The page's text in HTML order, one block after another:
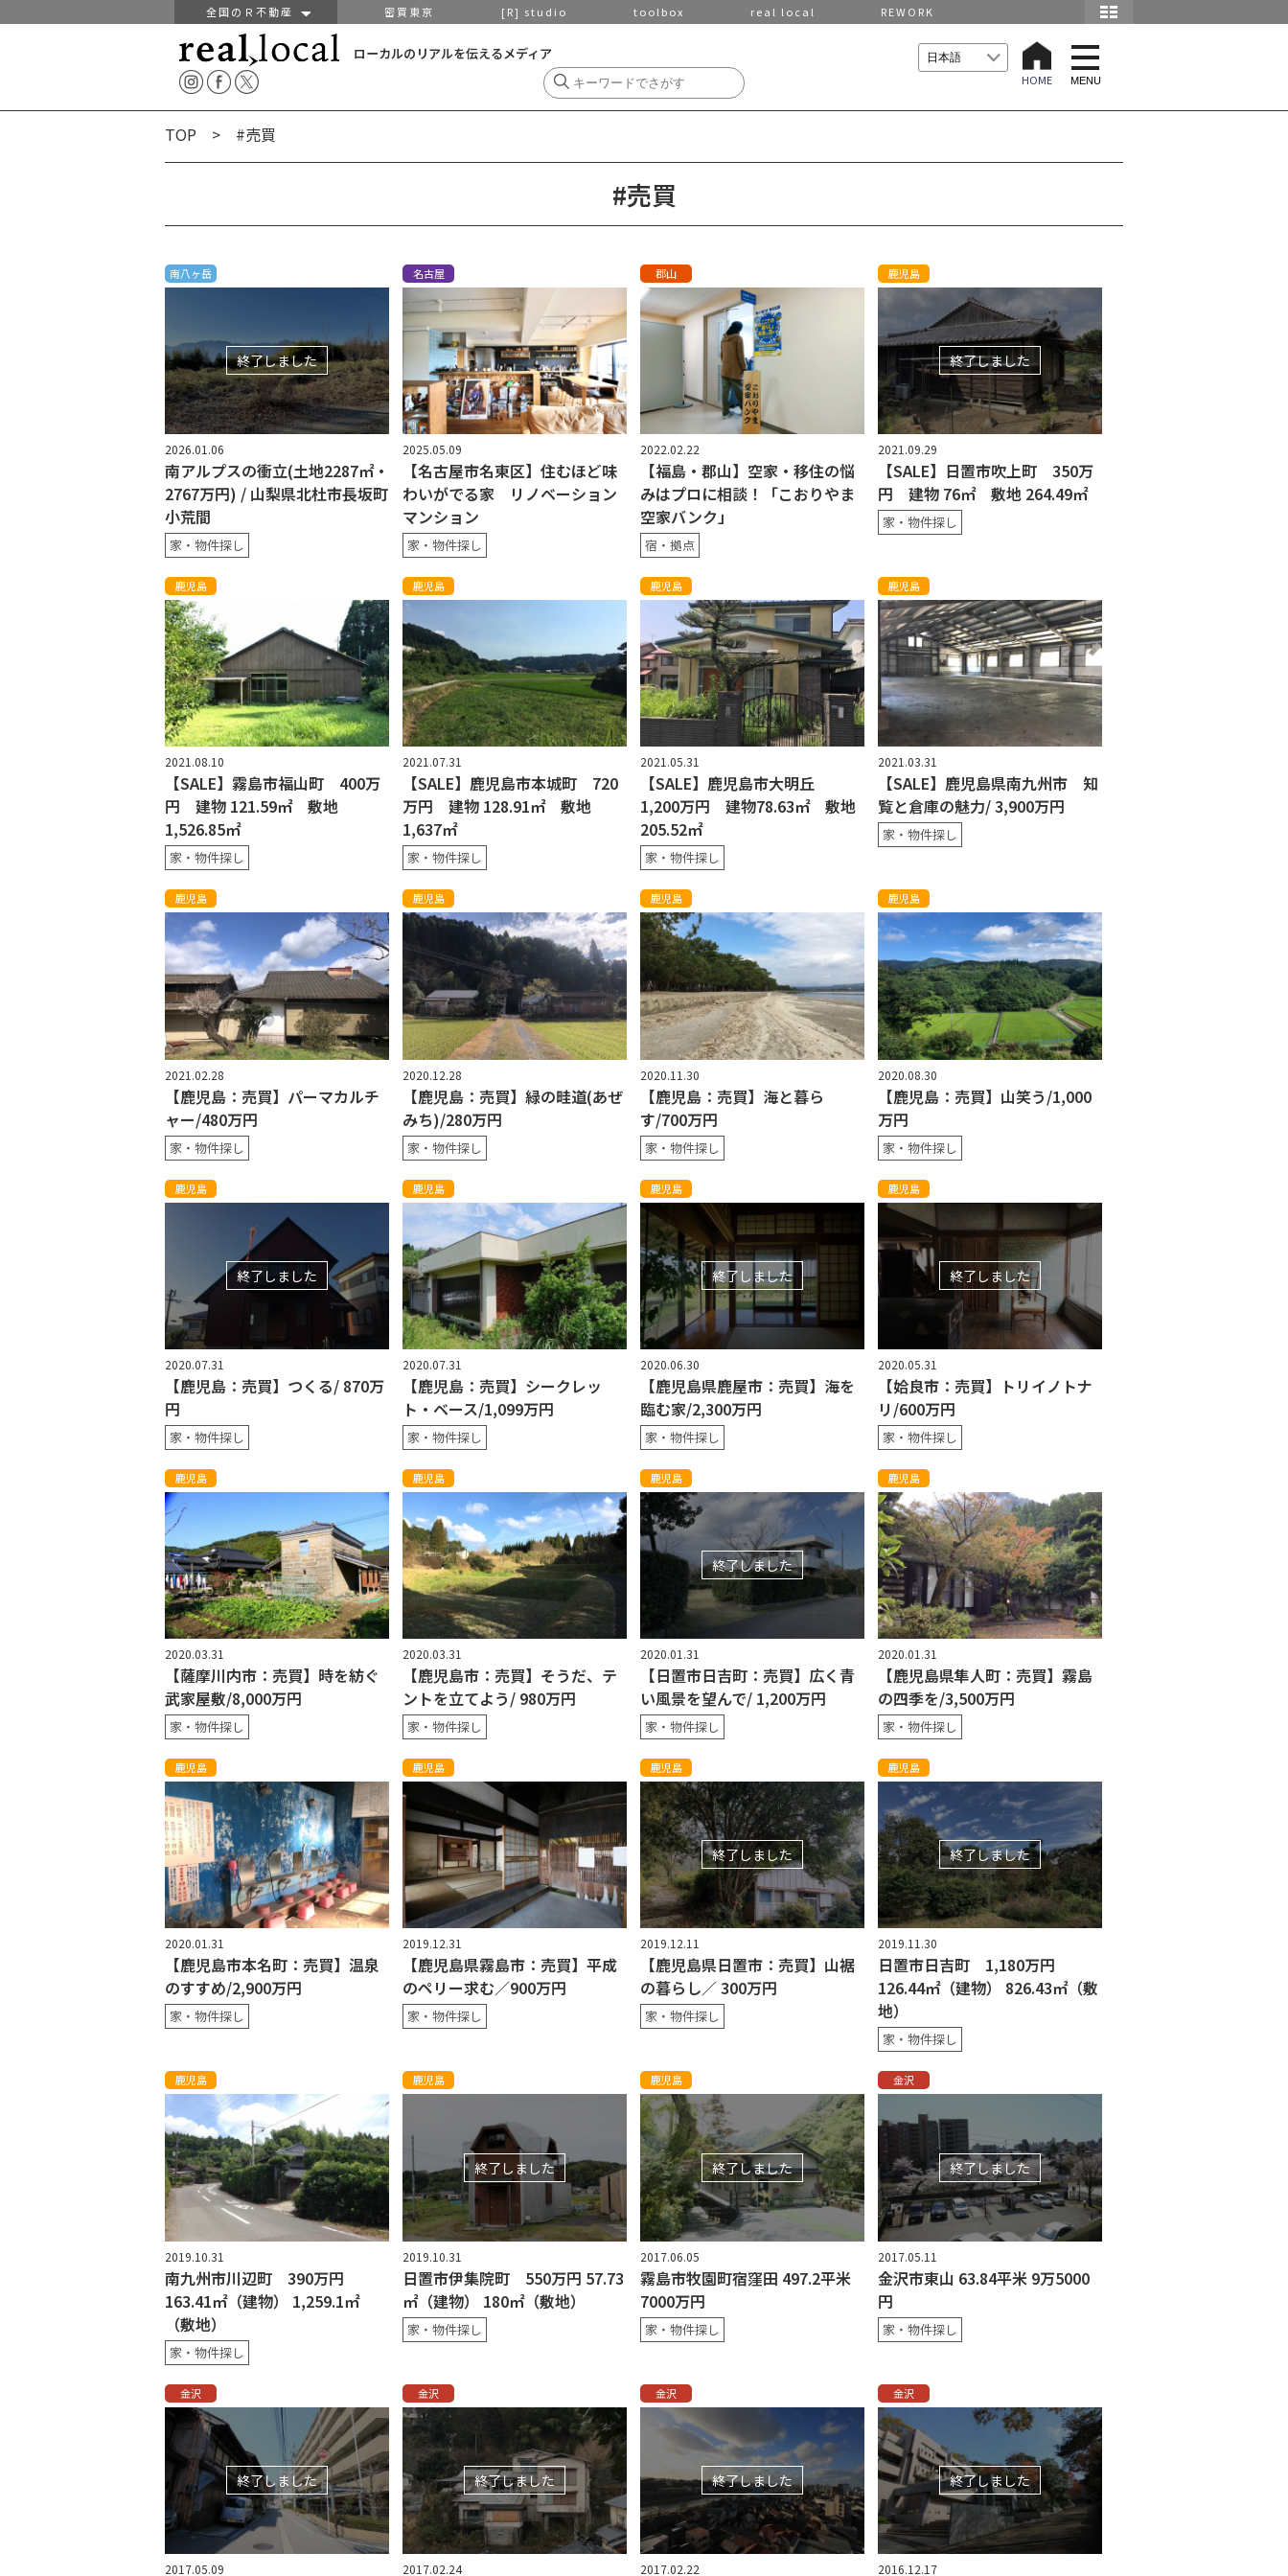
全国のＲ不動産 密買東京 [R] studio toolbox real local REWORK
ローカルのリアルを伝えるメディア
HOME
t
o
g
l
v
t
MENU
TOP > #売買
#売買
南八ヶ岳
終了しました
2026.01.06
南アルプスの衝立(土地2287㎡・
2767万円) / 山梨県北杜市長坂町
小荒間
家・物件探し
名古屋
2025.05.09
【名古屋市名東区】住むほど味
わいがでる家 リノベーション
マンション
家・物件探し
郡山
2022.02.22
【福島・郡山】空家・移住の悩
みはプロに相談！「こおりやま
空家バンク」
宿・拠点
鹿児島
終了しました
2021.09.29
【SALE】日置市吹上町 350万
円 建物 76㎡ 敷地 264.49㎡
家・物件探し
鹿児島
2021.08.10
【SALE】霧島市福山町 400万
円 建物 121.59㎡ 敷地
1,526.85㎡
家・物件探し
鹿児島
2021.07.31
【SALE】鹿児島市本城町 720
万円 建物 128.91㎡ 敷地
1,637㎡
家・物件探し
鹿児島
2021.05.31
【SALE】鹿児島市大明丘
1,200万円 建物78.63㎡ 敷地
205.52㎡
家・物件探し
鹿児島
2021.03.31
【SALE】鹿児島県南九州市 知
覧と倉庫の魅力/ 3,900万円
家・物件探し
鹿児島
2021.02.28
【鹿児島：売買】パーマカルチ
ャー/480万円
家・物件探し
鹿児島
2020.12.28
【鹿児島：売買】緑の畦道(あぜ
みち)/280万円
家・物件探し
鹿児島
2020.11.30
【鹿児島：売買】海と暮ら
す/700万円
家・物件探し
鹿児島
2020.08.30
【鹿児島：売買】山笑う/1,000
万円
家・物件探し
鹿児島
終了しました
2020.07.31
【鹿児島：売買】つくる/ 870万
円
家・物件探し
鹿児島
2020.07.31
【鹿児島：売買】シークレッ
ト・ベース/1,099万円
家・物件探し
鹿児島
終了しました
2020.06.30
【鹿児島県鹿屋市：売買】海を
臨む家/2,300万円
家・物件探し
鹿児島
終了しました
2020.05.31
【姶良市：売買】トリイノトナ
リ/600万円
家・物件探し
鹿児島
2020.03.31
【薩摩川内市：売買】時を紡ぐ
武家屋敷/8,000万円
家・物件探し
鹿児島
2020.03.31
【鹿児島市：売買】そうだ、テ
ントを立てよう/ 980万円
家・物件探し
鹿児島
終了しました
2020.01.31
【日置市日吉町：売買】広く青
い風景を望んで/ 1,200万円
家・物件探し
鹿児島
2020.01.31
【鹿児島県隼人町：売買】霧島
の四季を/3,500万円
家・物件探し
鹿児島
2020.01.31
【鹿児島市本名町：売買】温泉
のすすめ/2,900万円
家・物件探し
鹿児島
2019.12.31
【鹿児島県霧島市：売買】平成
のペリー求む／900万円
家・物件探し
鹿児島
終了しました
2019.12.11
【鹿児島県日置市：売買】山裾
の暮らし／ 300万円
家・物件探し
鹿児島
終了しました
2019.11.30
日置市日吉町 1,180万円
126.44㎡（建物） 826.43㎡（敷
地）
家・物件探し
鹿児島
2019.10.31
南九州市川辺町 390万円
163.41㎡（建物） 1,259.1㎡
（敷地）
家・物件探し
鹿児島
終了しました
2019.10.31
日置市伊集院町 550万円 57.73
㎡（建物） 180㎡（敷地）
家・物件探し
鹿児島
終了しました
2017.06.05
霧島市牧園町宿窪田 497.2平米
7000万円
家・物件探し
金沢
終了しました
2017.05.11
金沢市東山 63.84平米 9万5000
円
家・物件探し
金沢
終了しました
2017.05.09
金沢
終了しました
2017.02.24
金沢
終了しました
2017.02.22
金沢
終了しました
2016.12.17